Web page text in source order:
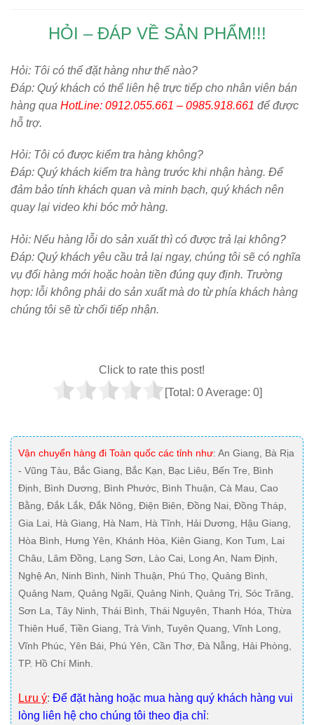
HỎI – ĐÁP VỀ SẢN PHẨM!!!
Hỏi: Tôi có thể đặt hàng như thế nào?
Đáp: Quý khách có thể liên hệ trực tiếp cho nhân viên bán
hàng qua HotLine: 0912.055.661 – 0985.918.661 để được
hỗ trợ.
Hỏi: Tôi có được kiểm tra hàng không?
Đáp: Quý khách kiểm tra hàng trước khi nhận hàng. Để
đảm bảo tính khách quan và minh bạch, quý khách nên
quay lại video khi bóc mở hàng.
Hỏi: Nếu hàng lỗi do sản xuất thì có được trả lại không?
Đáp: Quý khách yêu cầu trả lại ngay, chúng tôi sẽ có nghĩa
vụ đổi hàng mới hoặc hoàn tiền đúng quy định. Trường
hợp: lỗi không phải do sản xuất mà do từ phía khách hàng
chúng tôi sẽ từ chối tiếp nhận.
Click to rate this post!
[Total: 0Average: 0]
Vận chuyển hàng đi Toàn quốc các tỉnh như: An Giang, Bà Rịa
- Vũng Tàu, Bắc Giang, Bắc Kạn, Bạc Liêu, Bến Tre, Bình
Định, Bình Dương, Bình Phước, Bình Thuận, Cà Mau, Cao
Bằng, Đắk Lắk, Đắk Nông, Điện Biên, Đồng Nai, Đồng Tháp,
Gia Lai, Hà Giang, Hà Nam, Hà Tĩnh, Hải Dương, Hậu Giang,
Hòa Bình, Hưng Yên, Khánh Hòa, Kiên Giang, Kon Tum, Lai
Châu, Lâm Đồng, Lạng Sơn, Lào Cai, Long An, Nam Định,
Nghệ An, Ninh Bình, Ninh Thuận, Phú Thọ, Quảng Bình,
Quảng Nam, Quảng Ngãi, Quảng Ninh, Quảng Trị, Sóc Trăng,
Sơn La, Tây Ninh, Thái Bình, Thái Nguyên, Thanh Hóa, Thừa
Thiên Huế, Tiền Giang, Trà Vinh, Tuyên Quang, Vĩnh Long,
Vĩnh Phúc, Yên Bái, Phú Yên, Cần Thơ, Đà Nẵng, Hải Phòng,
TP. Hồ Chí Minh.
Lưu ý: Để đặt hàng hoặc mua hàng quý khách hàng vui
lòng liên hệ cho chúng tôi theo địa chỉ: